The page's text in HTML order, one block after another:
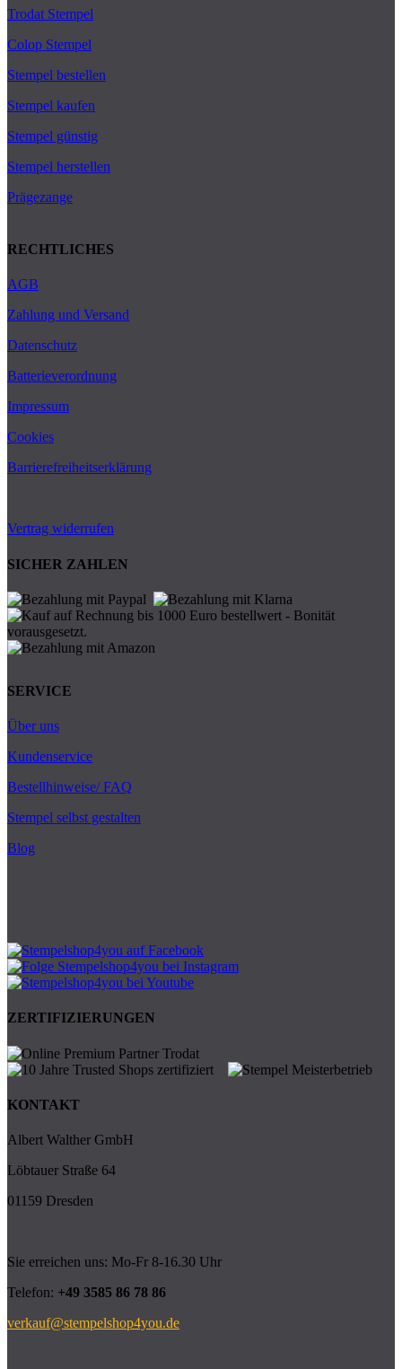
Trodat Stempel
Colop Stempel
Stempel bestellen
Stempel kaufen
Stempel günstig
Stempel herstellen
Prägezange
RECHTLICHES
AGB
Zahlung und Versand
Datenschutz
Batterieverordnung
Impressum
Cookies
Barrierefreiheitserklärung
Vertrag widerrufen
SICHER ZAHLEN
SERVICE
Über uns
Kundenservice
Bestellhinweise/ FAQ
Stempel selbst gestalten
Blog
ZERTIFIZIERUNGEN
KONTAKT
Albert Walther GmbH
Löbtauer Straße 64
01159 Dresden
Sie erreichen uns: Mo-Fr 8-16.30 Uhr
Telefon: +49 3585 86 78 86
verkauf@stempelshop4you.de